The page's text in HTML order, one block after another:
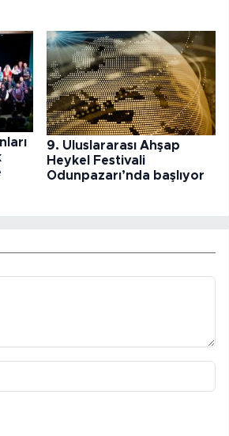
9. Uluslararası Ahşap
Heykel Festivali
Odunpazarı’nda başlıyor